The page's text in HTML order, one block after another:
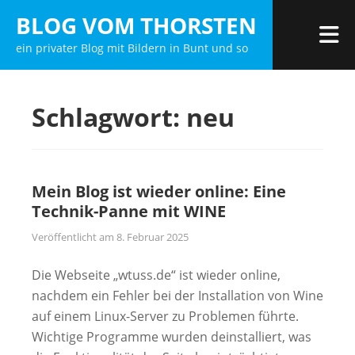
Inhalt
springen
BLOG VOM THORSTEN
ein privater Blog mit Bildern in Bunt und so
Schlagwort: neu
Mein Blog ist wieder online: Eine
Technik-Panne mit WINE
Veröffentlicht am 8. Februar 2025
Die Webseite „wtuss.de“ ist wieder online,
nachdem ein Fehler bei der Installation von Wine
auf einem Linux-Server zu Problemen führte.
Wichtige Programme wurden deinstalliert, was